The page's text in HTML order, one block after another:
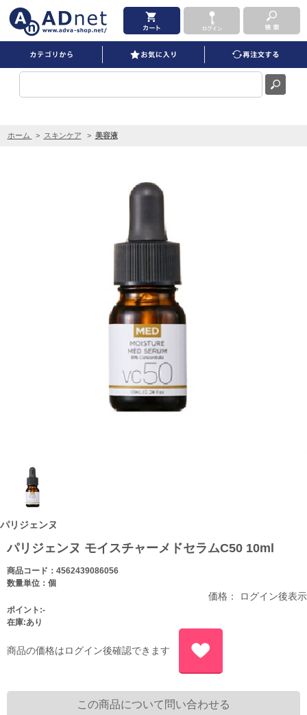
ホーム > スキンケア > 美容液
パリジェンヌ
パリジェンヌ モイスチャーメドセラムC50 10ml
商品コード：4562439086056
数量単位：個
価格： ログイン後表示
ポイント:-
在庫:あり
商品の価格はログイン後確認できます